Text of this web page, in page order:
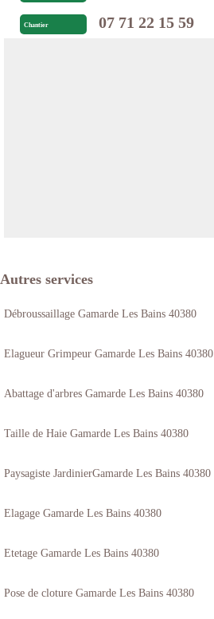
Chantier 07 71 22 15 59
Autres services
Débroussaillage Gamarde Les Bains 40380
Elagueur Grimpeur Gamarde Les Bains 40380
Abattage d'arbres Gamarde Les Bains 40380
Taille de Haie Gamarde Les Bains 40380
Paysagiste JardinierGamarde Les Bains 40380
Elagage Gamarde Les Bains 40380
Etetage Gamarde Les Bains 40380
Pose de cloture Gamarde Les Bains 40380